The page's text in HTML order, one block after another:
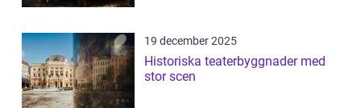
19 december 2025
Historiska teaterbyggnader med
stor scen